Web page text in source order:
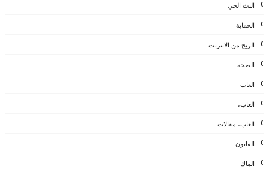
البث الحي
الحماية
الربح من الانترنت
الصحة
العاب
العاب،
العاب، مقالات
القانون
الماك